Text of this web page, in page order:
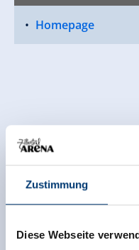
Zustimmung
Diese Webseite
Homepage